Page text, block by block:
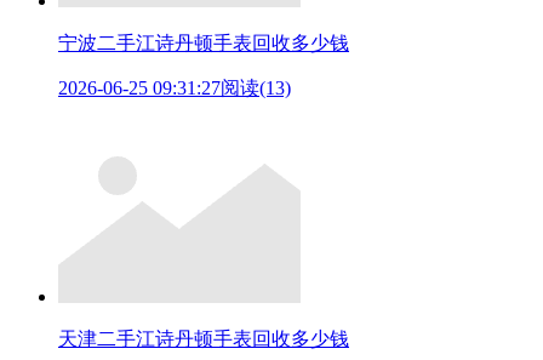
宁波二手江诗丹顿手表回收多少钱
2026-06-25 09:31:27阅读(13)
天津二手江诗丹顿手表回收多少钱